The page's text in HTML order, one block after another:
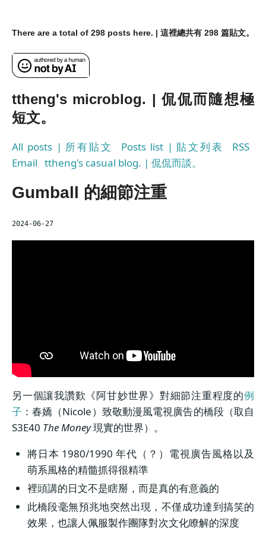
There are a total of 298 posts here. | 這裡總共有 298 篇貼文。
ttheng's microblog. | 侃侃而隨想極
短文。
All posts | 所有貼文 Posts list | 貼文列表
RSS
Email ttheng's casual blog. | 侃侃而談。
Gumball 的細節注重
2024-06-27
另一個讓我讚歎《阿甘妙世界》對細節注重程度的例
子 ：春嬌（Nicole）致敬動漫風電視廣告的橋段（取自
S3E40 The Money現實的世界）。
將日本 1980/1990 年代（？）電視廣告風格以及
萌系風格的精髓抓得很精準
裡頭講的日文不是瞎掰，而是真的有意義的
此橋段毫無預兆地突然出現，不僅成功達到搞笑的
效果，也讓人佩服製作團隊對次文化瞭解的深度